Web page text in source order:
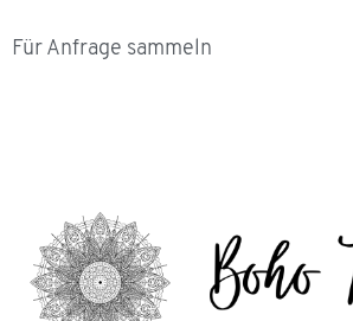
Für Anfrage sammeln